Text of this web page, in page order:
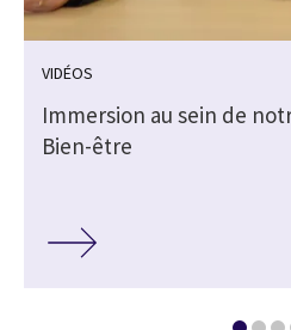
VIDÉOS
Immersion au sein de
Bien-être